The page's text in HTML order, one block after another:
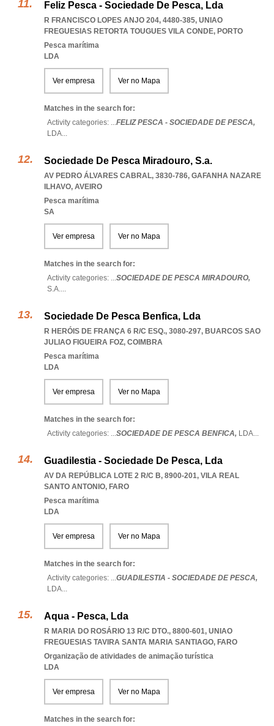
Feliz Pesca - Sociedade De Pesca, Lda
R FRANCISCO LOPES ANJO 204, 4480-385, UNIAO
FREGUESIAS RETORTA TOUGUES VILA CONDE, PORTO
Pesca marítima
LDA
Ver empresa Ver no Mapa
Matches in the search for:
Activity categories: ...FELIZ PESCA - SOCIEDADE DE PESCA,
LDA...
Sociedade De Pesca Miradouro, S.a.
AV PEDRO ÁLVARES CABRAL, 3830-786, GAFANHA NAZARE
ILHAVO, AVEIRO
Pesca marítima
SA
Ver empresa Ver no Mapa
Matches in the search for:
Activity categories: ...SOCIEDADE DE PESCA MIRADOURO,
S.A....
Sociedade De Pesca Benfica, Lda
R HERÓIS DE FRANÇA 6 R/C ESQ., 3080-297, BUARCOS SAO
JULIAO FIGUEIRA FOZ, COIMBRA
Pesca marítima
LDA
Ver empresa Ver no Mapa
Matches in the search for:
Activity categories: ...SOCIEDADE DE PESCA BENFICA, LDA...
Guadilestia - Sociedade De Pesca, Lda
AV DA REPÚBLICA LOTE 2 R/C B, 8900-201, VILA REAL
SANTO ANTONIO, FARO
Pesca marítima
LDA
Ver empresa Ver no Mapa
Matches in the search for:
Activity categories: ...GUADILESTIA - SOCIEDADE DE PESCA,
LDA...
Aqua - Pesca, Lda
R MARIA DO ROSÁRIO 13 R/C DTO., 8800-601, UNIAO
FREGUESIAS TAVIRA SANTA MARIA SANTIAGO, FARO
Organização de atividades de animação turística
LDA
Ver empresa Ver no Mapa
Matches in the search for: